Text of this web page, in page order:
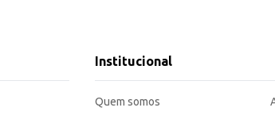
Institucional
Quem somos